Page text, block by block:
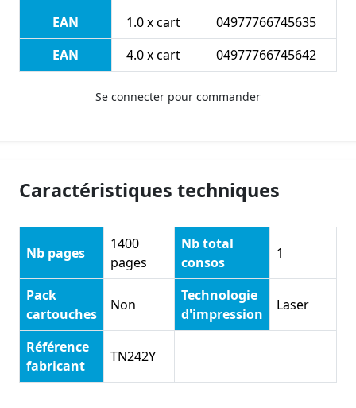
EAN
1.0 x cart
04977766745635
EAN
4.0 x cart 04977766745642
Se connecter pour commander
Caractéristiques techniques
Nb pages
1400
pages
Nb total
consos
1
Pack
cartouches
Non
Technologie
d'impression
Laser
Référence
fabricant
TN242Y